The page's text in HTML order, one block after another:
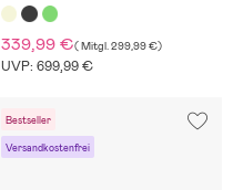
339,99 €(Mitgl.299,99 €)
UVP: 699,99 €
Bestseller
Versandkostenfrei